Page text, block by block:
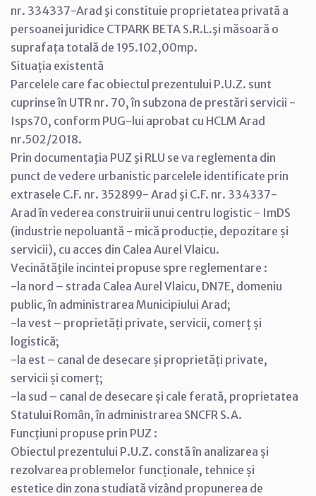
nr. 334337-Arad şi constituie proprietatea privată a
persoanei juridice CTPARK BETA S.R.L.şi măsoară o
suprafața totală de 195.102,00mp.
Situația existentă
Parcelele care fac obiectul prezentului P.U.Z. sunt
cuprinse în UTR nr. 70, în subzona de prestări servicii -
Isps70, conform PUG-lui aprobat cu HCLM Arad
nr.502/2018.
Prin documentaţia PUZ şi RLU se va reglementa din
punct de vedere urbanistic parcelele identificate prin
extrasele C.F. nr. 352899- Arad şi C.F. nr. 334337-
Arad în vederea construirii unui centru logistic - ImDS
(industrie nepoluantă - mică producție, depozitare și
servicii), cu acces din Calea Aurel Vlaicu.
Vecinătăţile incintei propuse spre reglementare :
-la nord – strada Calea Aurel Vlaicu, DN7E, domeniu
public, în administrarea Municipiului Arad;
-la vest – proprietăți private, servicii, comerț și
logistică;
-la est – canal de desecare și proprietăți private,
servicii și comerț;
-la sud – canal de desecare și cale ferată, proprietatea
Statului Român, în administrarea SNCFR S.A.
Funcţiuni propuse prin PUZ :
Obiectul prezentului P.U.Z. constă în analizarea și
rezolvarea problemelor funcționale, tehnice și
estetice din zona studiată vizând propunerea de